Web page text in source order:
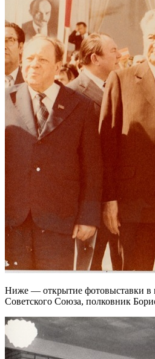
Ниже — открытие фотовыставки в
Советского Союза, полковник